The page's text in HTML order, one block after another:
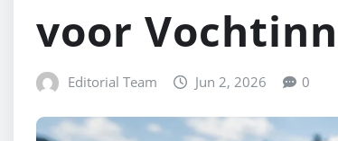
voor
Editorial Team Jun 2, 2026 0